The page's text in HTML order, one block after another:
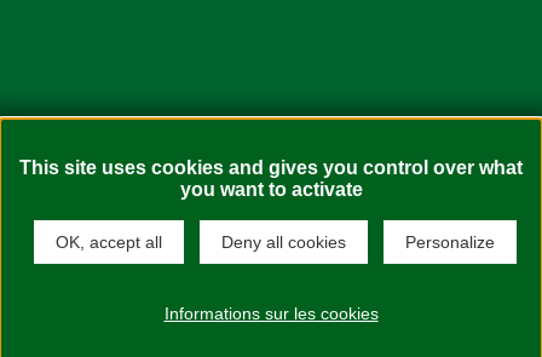
This site uses cookies and gives you control over what
you want to activate
OK, accept all Deny all cookies Personalize
Informations sur les cookies
Legezko oharrak Webgunearen mapa
Konfidentzialtasun politika Cookien politika
Diseinua :Novaldi